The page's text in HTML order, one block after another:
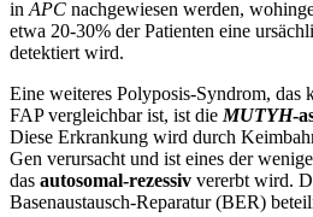
inAPC nachgewiesen werden,
etwa 20-30% der Patienten eine
detektiert wird.
Eine weiteres Polyposis-Syndrom, das
FAP vergleichbar ist, ist dieMUTYH-
Diese Erkrankung wird durch
Gen verursacht und ist eines der
das autosomal-rezessiv vererbt wird.
Basenaustausch-Reparatur (BER)